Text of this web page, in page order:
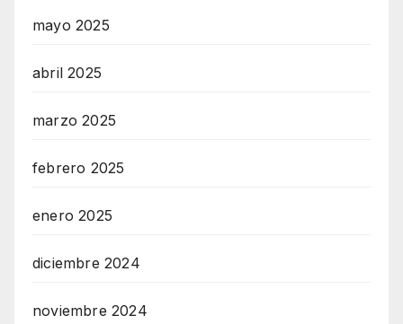
mayo 2025
abril 2025
marzo 2025
febrero 2025
enero 2025
diciembre 2024
noviembre 2024